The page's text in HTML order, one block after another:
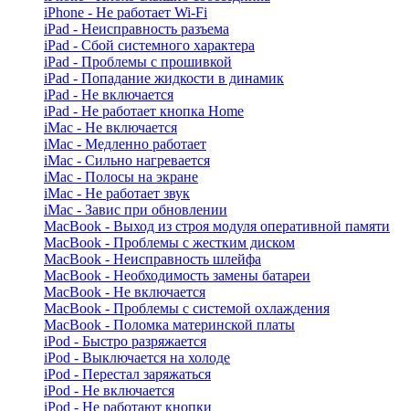
iPhone - Не работает Wi-Fi
iPad - Неисправность разъема
iPad - Сбой системного характера
iPad - Проблемы с прошивкой
iPad - Попадание жидкости в динамик
iPad - Не включается
iPad - Не работает кнопка Home
iMac - Не включается
iMac - Медленно работает
iMac - Сильно нагревается
iMac - Полосы на экране
iMac - Не работает звук
iMac - Завис при обновлении
MacBook - Выход из строя модуля оперативной памяти
MacBook - Проблемы с жестким диском
MacBook - Неисправность шлейфа
MacBook - Необходимость замены батареи
MacBook - Не включается
MacBook - Проблемы с системой охлаждения
MacBook - Поломка материнской платы
iPod - Быстро разряжается
iPod - Выключается на холоде
iPod - Перестал заряжаться
iPod - Не включается
iPod - Не работают кнопки